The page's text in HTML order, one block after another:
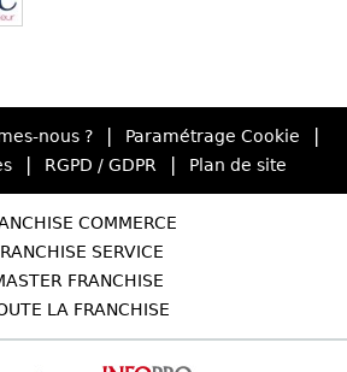
nous ? | Paramétrage Cookie |
| RGPD / GDPR | Plan de site
COMMERCE
SERVICE
FRANCHISE
LA FRANCHISE